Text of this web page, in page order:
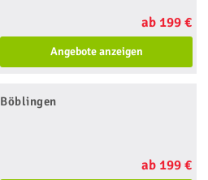
ab 199 €
Angebote anzeigen
Böblingen
ab 199 €